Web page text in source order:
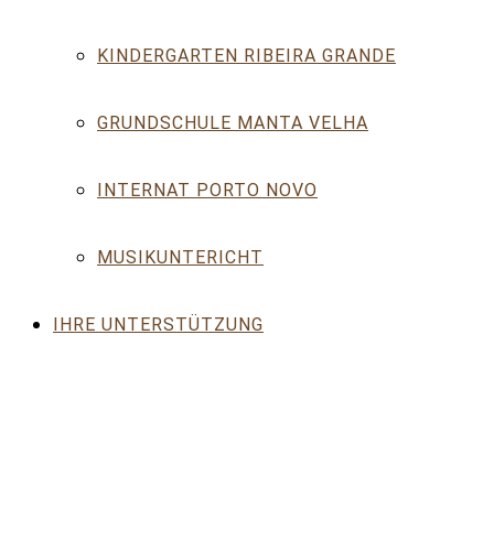
KINDERGARTEN RIBEIRA GRANDE
GRUNDSCHULE MANTA VELHA
INTERNAT PORTO NOVO
MUSIKUNTERICHT
IHRE UNTERSTÜTZUNG